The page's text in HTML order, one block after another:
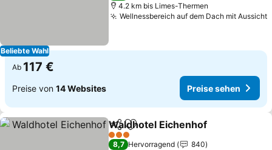
Beliebte Wahl
4.2 km bis Limes-Thermen
Wellnessbereich auf dem Dach mit Aussicht
Ab 117 €
Preise von 14 Websites Preise sehen
TeilenZu Favoriten hinzufügen
Waldhotel Eichenhof
3 Sterne
8,7 Hervorragend
840